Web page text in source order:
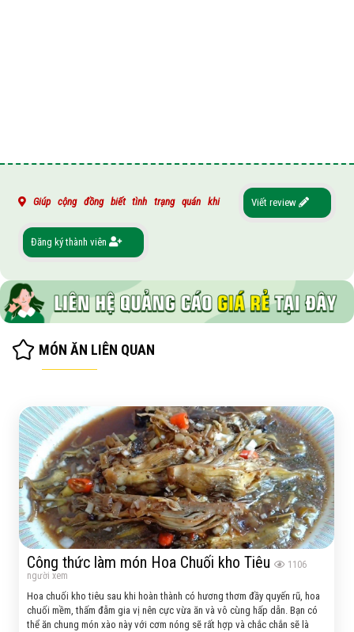
Giúp cộng đồng biết tình trạng quán khi Viết review
Đăng ký thành viên
MÓN ĂN LIÊN QUAN
Công thức làm món Hoa Chuối kho Tiêu
1106
người xem
Hoa chuối kho tiêu sau khi hoàn thành có hương thơm đầy quyến rũ, hoa
chuối mềm, thấm đẫm gia vị nên cực vừa ăn và vô cùng hấp dẫn. Bạn có
thể ăn chung món xào này với cơm nóng sẽ rất hợp và chắc chắn sẽ là